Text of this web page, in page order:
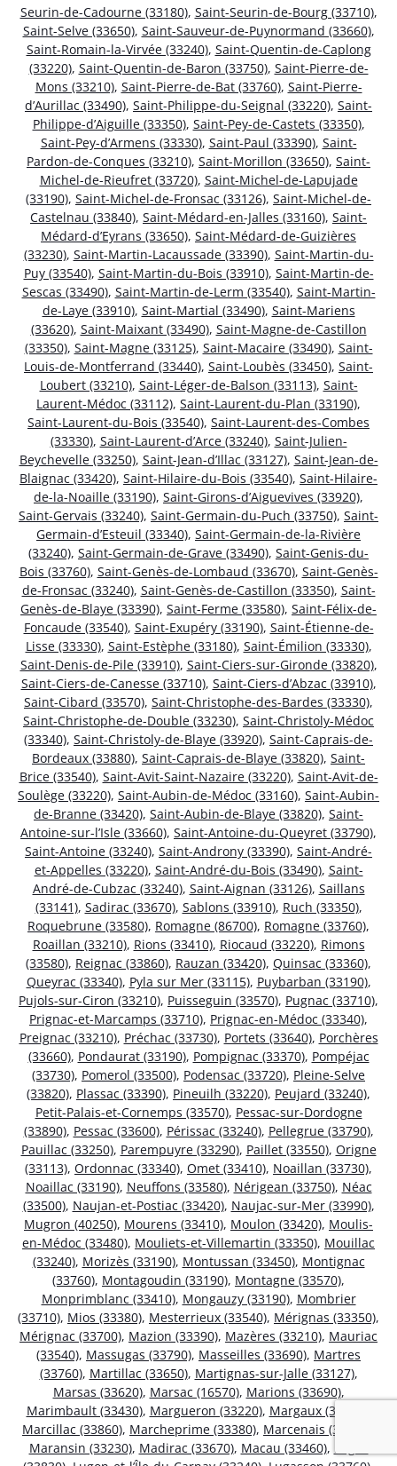
Seurin-de-Cadourne (33180), Saint-Seurin-de-Bourg (33710),
Saint-Selve (33650), Saint-Sauveur-de-Puynormand (33660),
Saint-Romain-la-Virvée (33240), Saint-Quentin-de-Caplong
(33220), Saint-Quentin-de-Baron (33750), Saint-Pierre-de-
Mons (33210), Saint-Pierre-de-Bat (33760), Saint-Pierre-
d’Aurillac (33490), Saint-Philippe-du-Seignal (33220), Saint-
Philippe-d’Aiguille (33350), Saint-Pey-de-Castets (33350),
Saint-Pey-d’Armens (33330), Saint-Paul (33390), Saint-
Pardon-de-Conques (33210), Saint-Morillon (33650), Saint-
Michel-de-Rieufret (33720), Saint-Michel-de-Lapujade
(33190), Saint-Michel-de-Fronsac (33126), Saint-Michel-de-
Castelnau (33840), Saint-Médard-en-Jalles (33160), Saint-
Médard-d’Eyrans (33650), Saint-Médard-de-Guizières
(33230), Saint-Martin-Lacaussade (33390), Saint-Martin-du-
Puy (33540), Saint-Martin-du-Bois (33910), Saint-Martin-de-
Sescas (33490), Saint-Martin-de-Lerm (33540), Saint-Martin-
de-Laye (33910), Saint-Martial (33490), Saint-Mariens
(33620), Saint-Maixant (33490), Saint-Magne-de-Castillon
(33350), Saint-Magne (33125), Saint-Macaire (33490), Saint-
Louis-de-Montferrand (33440), Saint-Loubès (33450), Saint-
Loubert (33210), Saint-Léger-de-Balson (33113), Saint-
Laurent-Médoc (33112), Saint-Laurent-du-Plan (33190),
Saint-Laurent-du-Bois (33540), Saint-Laurent-des-Combes
(33330), Saint-Laurent-d’Arce (33240), Saint-Julien-
Beychevelle (33250), Saint-Jean-d’Illac (33127), Saint-Jean-de-
Blaignac (33420), Saint-Hilaire-du-Bois (33540), Saint-Hilaire-
de-la-Noaille (33190), Saint-Girons-d’Aiguevives (33920),
Saint-Gervais (33240), Saint-Germain-du-Puch (33750), Saint-
Germain-d’Esteuil (33340), Saint-Germain-de-la-Rivière
(33240), Saint-Germain-de-Grave (33490), Saint-Genis-du-
Bois (33760), Saint-Genès-de-Lombaud (33670), Saint-Genès-
de-Fronsac (33240), Saint-Genès-de-Castillon (33350), Saint-
Genès-de-Blaye (33390), Saint-Ferme (33580), Saint-Félix-de-
Foncaude (33540), Saint-Exupéry (33190), Saint-Étienne-de-
Lisse (33330), Saint-Estèphe (33180), Saint-Émilion (33330),
Saint-Denis-de-Pile (33910), Saint-Ciers-sur-Gironde (33820),
Saint-Ciers-de-Canesse (33710), Saint-Ciers-d’Abzac (33910),
Saint-Cibard (33570), Saint-Christophe-des-Bardes (33330),
Saint-Christophe-de-Double (33230), Saint-Christoly-Médoc
(33340), Saint-Christoly-de-Blaye (33920), Saint-Caprais-de-
Bordeaux (33880), Saint-Caprais-de-Blaye (33820), Saint-
Brice (33540), Saint-Avit-Saint-Nazaire (33220), Saint-Avit-de-
Soulège (33220), Saint-Aubin-de-Médoc (33160), Saint-Aubin-
de-Branne (33420), Saint-Aubin-de-Blaye (33820), Saint-
Antoine-sur-l’Isle (33660), Saint-Antoine-du-Queyret (33790),
Saint-Antoine (33240), Saint-Androny (33390), Saint-André-
et-Appelles (33220), Saint-André-du-Bois (33490), Saint-
André-de-Cubzac (33240), Saint-Aignan (33126), Saillans
(33141), Sadirac (33670), Sablons (33910), Ruch (33350),
Roquebrune (33580), Romagne (86700), Romagne (33760),
Roaillan (33210), Rions (33410), Riocaud (33220), Rimons
(33580), Reignac (33860), Rauzan (33420), Quinsac (33360),
Queyrac (33340), Pyla sur Mer (33115), Puybarban (33190),
Pujols-sur-Ciron (33210), Puisseguin (33570), Pugnac (33710),
Prignac-et-Marcamps (33710), Prignac-en-Médoc (33340),
Preignac (33210), Préchac (33730), Portets (33640), Porchères
(33660), Pondaurat (33190), Pompignac (33370), Pompéjac
(33730), Pomerol (33500), Podensac (33720), Pleine-Selve
(33820), Plassac (33390), Pineuilh (33220), Peujard (33240),
Petit-Palais-et-Cornemps (33570), Pessac-sur-Dordogne
(33890), Pessac (33600), Périssac (33240), Pellegrue (33790),
Pauillac (33250), Parempuyre (33290), Paillet (33550), Origne
(33113), Ordonnac (33340), Omet (33410), Noaillan (33730),
Noaillac (33190), Neuffons (33580), Nérigean (33750), Néac
(33500), Naujan-et-Postiac (33420), Naujac-sur-Mer (33990),
Mugron (40250), Mourens (33410), Moulon (33420), Moulis-
en-Médoc (33480), Mouliets-et-Villemartin (33350), Mouillac
(33240), Morizès (33190), Montussan (33450), Montignac
(33760), Montagoudin (33190), Montagne (33570),
Monprimblanc (33410), Mongauzy (33190), Mombrier
(33710), Mios (33380), Mesterrieux (33540), Mérignas (33350),
Mérignac (33700), Mazion (33390), Mazères (33210), Mauriac
(33540), Massugas (33790), Masseilles (33690), Martres
(33760), Martillac (33650), Martignas-sur-Jalle (33127),
Marsas (33620), Marsac (16570), Marions (33690),
Marimbault (33430), Margueron (33220), Margaux (33460)
Marcillac (33860), Marcheprime (33380), Marcenais (33620)
Maransin (33230), Madirac (33670), Macau (33460), Lugos